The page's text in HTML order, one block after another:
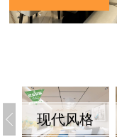
现代风格